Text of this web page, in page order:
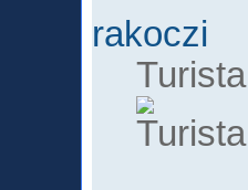
rakoczi
Turista